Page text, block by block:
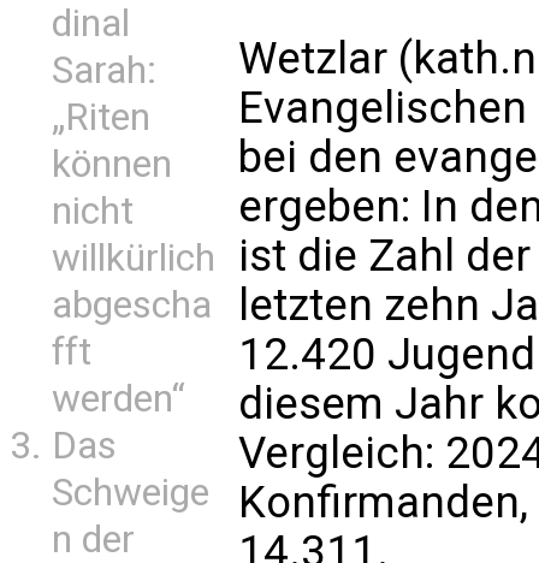
dinal
Sarah:
„Riten
können
nicht
willkürlich
abgescha
fft
werden“
Das
Schweige
n der
Wetzlar
bei den
ergeben: In
ist die Zahl
letzten zehn
12.420
diesem Jahr
Vergleich:
14.311.